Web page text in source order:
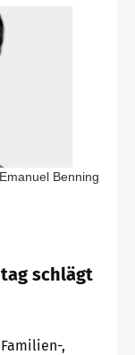
Emanuel Benning
schlägt
,